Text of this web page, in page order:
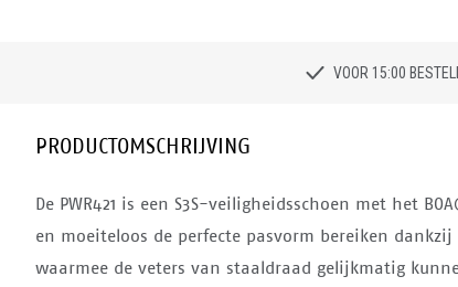
VOOR 15:00
PRODUCTOMSCHRIJVING
De PWR421 is een S3S-veiligheidsschoen met het
en moeiteloos de perfecte pasvorm bereiken
waarmee de veters van staaldraad gelijkmatig